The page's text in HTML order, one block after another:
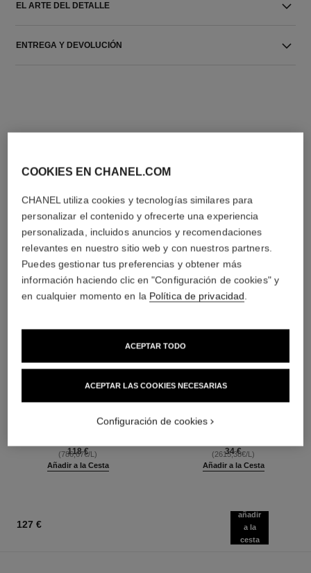
EL ARTE DEL DETALLE
ENTREGA Y DEVOLUCIÓN
LA COMBINACIÓN PERFECTA
chance eau tendre
Aceite Hidratante Perfumado
Ref. 126760
118 €
(786,67€/L)
Añadir a la Cesta
le vernis
Larga Duración
34 €
(2615,38€/L)
Añadir a la Cesta
127 €
añadir
a la
cesta
COOKIES EN CHANEL.COM
CHANEL utiliza cookies y tecnologías similares para
personalizar el contenido y ofrecerte una experiencia
personalizada, incluidos anuncios y recomendaciones
relevantes en nuestro sitio web y con nuestros partners.
Puedes gestionar tus preferencias y obtener más
información haciendo clic en "Configuración de cookies" y
en cualquier momento en la Política de privacidad.
ACEPTAR LAS COOKIES NECESARIAS
ACEPTAR TODO
Configuración de cookies